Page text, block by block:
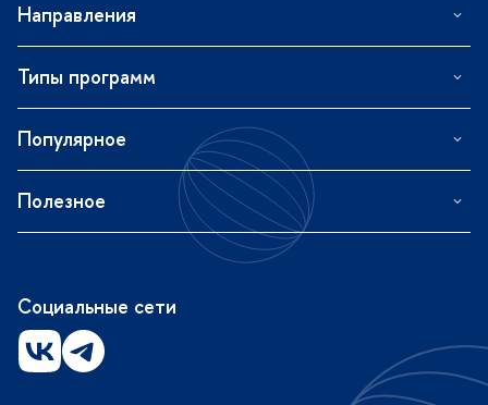
Направления
Типы программ
Популярное
Полезное
Социальные сети